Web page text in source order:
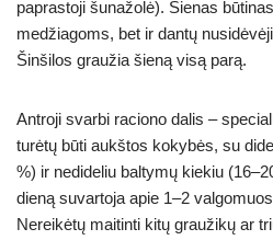
paprastoji šunažolė). Šienas
medžiagoms, bet ir dantų
Šinšilos graužia šieną visą parą.
Antroji svarbi raciono dalis –
turėtų būti aukštos kokybės, su
%) ir nedideliu baltymų kiekiu
dieną suvartoja apie 1–2
Nereikėtų maitinti kitų graužikų ar